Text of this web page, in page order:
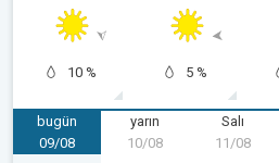
10 % 5 %
bugün
09/08 Pazar
09/08
yarın
10/08 Pazartesi
10/08
Salı
11/08